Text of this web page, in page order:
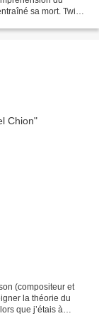
sa mort. Twin
(compositeur et
la théorie du
que j’étais à